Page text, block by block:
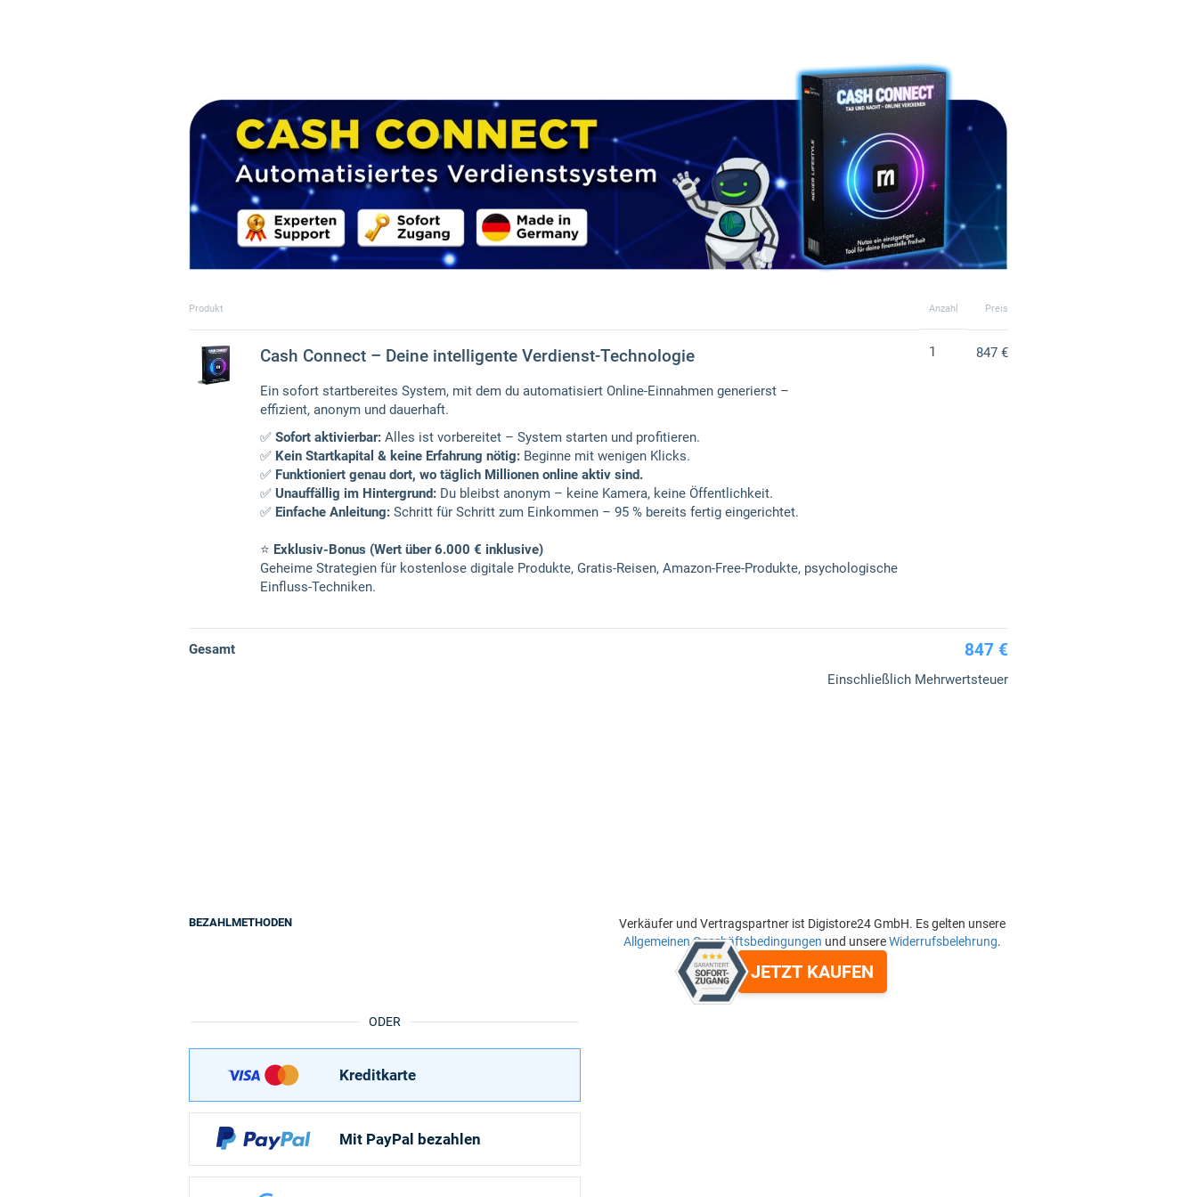
Produkt Anzahl Preis
Cash Connect – Deine intelligente Verdienst-Technologie
Ein sofort startbereites System, mit dem du automatisiert Online-Einnahmen generierst –
effizient, anonym und dauerhaft.
✅ Sofort aktivierbar: Alles ist vorbereitet – System starten und profitieren.
✅ Kein Startkapital & keine Erfahrung nötig: Beginne mit wenigen Klicks.
✅ Funktioniert genau dort, wo täglich Millionen online aktiv sind.
✅ Unauffällig im Hintergrund: Du bleibst anonym – keine Kamera, keine Öffentlichkeit.
✅ Einfache Anleitung: Schritt für Schritt zum Einkommen – 95 % bereits fertig eingerichtet.
⭐ Exklusiv-Bonus (Wert über 6.000 € inklusive)
Geheime Strategien für kostenlose digitale Produkte, Gratis-Reisen, Amazon-Free-Produkte, psychologische
Einfluss-Techniken.
1 847 €
Gesamt 847 €
Einschließlich Mehrwertsteuer
ODER
BEZAHLMETHODEN
Kreditkarte
Mit PayPal bezahlen
Verkäufer und Vertragspartner ist Digistore24 GmbH. Es gelten unsere
Allgemeinen Geschäftsbedingungen und unsereWiderrufsbelehrung.
JETZT KAUFEN